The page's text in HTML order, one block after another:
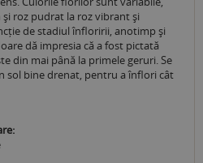
roz pudrat la roz vibrant și
de stadiul înfloririi, anotimp și
dă impresia că a fost pictată
din mai până la primele geruri. Se
sol bine drenat, pentru a înflori cât